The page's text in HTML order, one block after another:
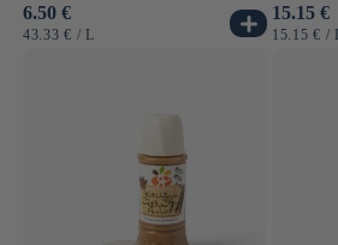
Normale
prijs
6.50 €
EENHEIDSPRIJS
43.33 € / PER
L
Normale
prijs
15.15 €
15.15 € /